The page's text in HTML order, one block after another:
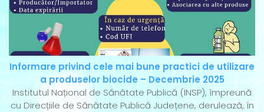
Informare privind cele mai bune practici de utilizare
a produselor biocide – Decembrie 2025
Institutul Național de Sănătate Publică (INSP), împreună
cu Direcțiile de Sănătate Publică Județene, derulează, în